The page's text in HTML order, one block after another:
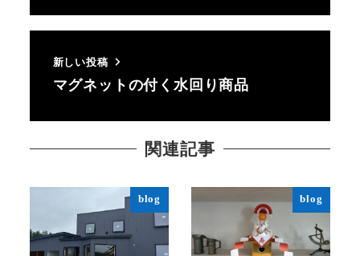
新しい投稿
マグネットの付く水回り商品
関連記事
blog blog